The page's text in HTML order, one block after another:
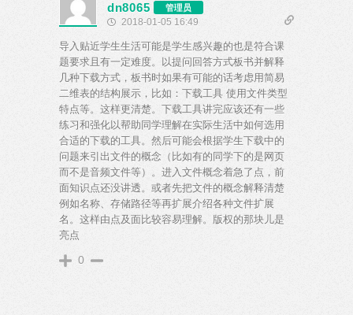
dn8065 管理员
2018-01-05 16:49
导入贴近学生生活可能是学生感兴趣的也是符合课
题要求且有一定难度。以提问回答方式板书并解释
几种下载方式，板书时如果有可能的话考虑用简易
二维表的结构展示，比如：下载工具 使用文件类型
特点等。这样更清楚。下载工具讲完应该还有一些
练习和强化以帮助同学理解在实际生活中如何选用
合适的下载的工具。然后可能会根据学生下载中的
问题来引出文件的概念（比如有的同学下的是网页
而不是音频文件等）。进入文件概念着急了点，前
面知识点还没讲透。或者先把文件的概念解释清楚
例如名称、存储路径等再扩展介绍各种文件扩展
名。这样由点及面比较容易理解。版权的那块儿是
亮点
0